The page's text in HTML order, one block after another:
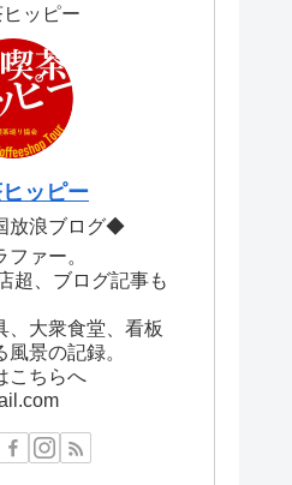
ッピー
ッピー
放浪ブログ◆
ァー。
超、ブログ記事も
、大衆食堂、看板
景の記録。
こちらへ